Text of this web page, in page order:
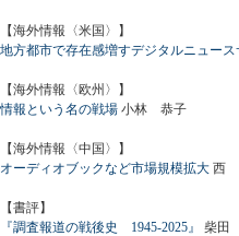
【海外情報〈米国〉】
地方都市で存在感増すデジタルニュース
【海外情報〈欧州〉】
情報という名の戦場 小林 恭子
【海外情報〈中国〉】
オーディオブックなど市場規模拡大
【書評】
『調査報道の戦後史 1945-2025』
柴田